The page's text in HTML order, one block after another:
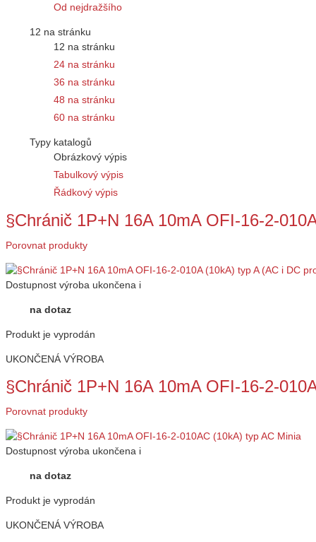
Od nejdražšího
12 na stránku
12 na stránku
24 na stránku
36 na stránku
48 na stránku
60 na stránku
Typy katalogů
Obrázkový výpis
Tabulkový výpis
Řádkový výpis
§Chránič 1P+N 16A 10mA OFI-16-2-
Porovnat produkty
Dostupnost výroba ukončena i
na dotaz
Produkt je vyprodán
UKONČENÁ VÝROBA
§Chránič 1P+N 16A 10mA OFI-16-2-
Porovnat produkty
Dostupnost výroba ukončena i
na dotaz
Produkt je vyprodán
UKONČENÁ VÝROBA